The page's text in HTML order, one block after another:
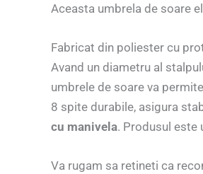
Aceasta umbrela de soare
Fabricat din poliester cu
Avand un diametru al
umbrele de soare va
8 spite durabile, asigura
cu manivela. Produsul este
Va rugam sa retineti ca